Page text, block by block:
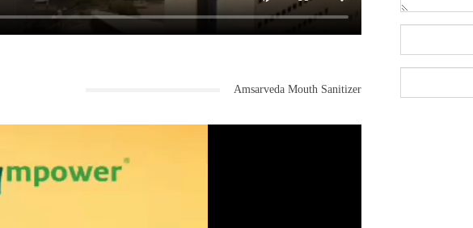
Amsarveda Mouth Sanitizer